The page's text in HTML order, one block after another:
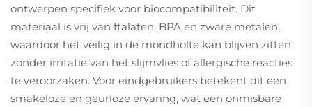
ontwerpen specifiek voor biocompatibiliteit. Dit
materiaal is vrij van ftalaten, BPA en zware metalen,
waardoor het veilig in de mondholte kan blijven zitten
zonder irritatie van het slijmvlies of allergische reacties
te veroorzaken. Voor eindgebruikers betekent dit een
smakeloze en geurloze ervaring, wat een onmisbare